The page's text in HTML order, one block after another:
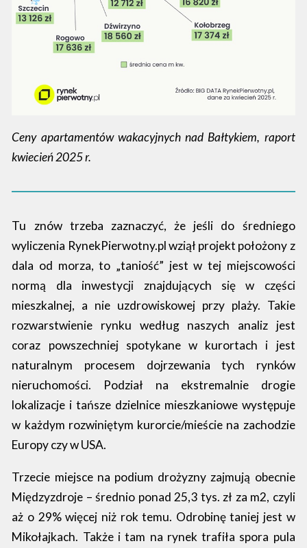
Ceny apartamentów wakacyjnych nad Bałtykiem, raport
kwiecień 2025 r.
Tu znów trzeba zaznaczyć, że jeśli do średniego
wyliczenia RynekPierwotny.pl wziął projekt położony z
dala od morza, to „taniość” jest w tej miejscowości
normą dla inwestycji znajdujących się w części
mieszkalnej, a nie uzdrowiskowej przy plaży. Takie
rozwarstwienie rynku według naszych analiz jest
coraz powszechniej spotykane w kurortach i jest
naturalnym procesem dojrzewania tych rynków
nieruchomości. Podział na ekstremalnie drogie
lokalizacje i tańsze dzielnice mieszkaniowe występuje
w każdym rozwiniętym kurorcie/mieście na zachodzie
Europy czy w USA.
Trzecie miejsce na podium drożyzny zajmują obecnie
Międzyzdroje – średnio ponad 25,3 tys. zł za m2, czyli
aż o 29% więcej niż rok temu. Odrobinę taniej jest w
Mikołajkach. Także i tam na rynek trafiła spora pula